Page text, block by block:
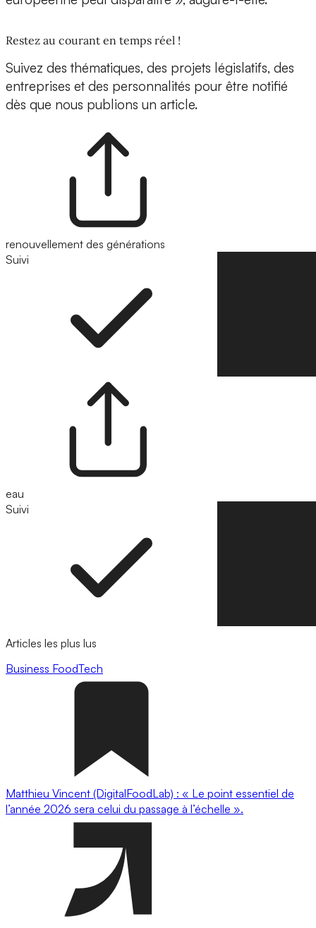
Restez au courant en temps réel !
Suivez des thématiques, des projets législatifs, des
entreprises et des personnalités pour être notifié
dès que nous publions un article.
renouvellement des générations
Suivi
eau
Suivi
Articles les plus lus
Business FoodTech
Matthieu Vincent (DigitalFoodLab) : « Le point essentiel de
l’année 2026 sera celui du passage à l’échelle ».